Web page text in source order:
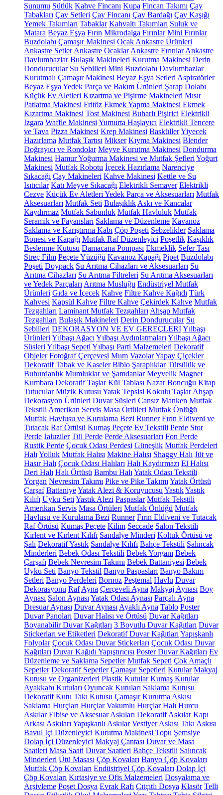
Sunumu Sütlük Kahve Fincanı Kupa Fincan Takımı Çay
Tabakları Çay Setleri Çay Fincanı Çay Bardağı Çay Kaşığı
Yemek Takımları Tabaklar Kahvaltı Takımları Suluk ve
Matara Beyaz Eşya Fırın Mikrodalga Fırınlar Mini Fırınlar
Buzdolabı Çamaşır Makinesi Ocak Ankastre Ürünleri
Ankastre Setler Ankastre Ocaklar Ankastre Fırınlar Ankastre
Davlumbazlar Bulaşık Makineleri Kurutma Makinesi Derin
Dondurucular Su Sebilleri Mini Buzdolabı Davlumbazlar
Kurutmalı Çamaşır Makinesi Beyaz Eşya Setleri Aspiratörler
Beyaz Eşya Yedek Parça ve Bakım Ürünleri Şarap Dolabı
Küçük Ev Aletleri Kızartma ve Pişirme Makineleri Mısır
Patlatma Makinesi Fritöz Ekmek Yapma Makinesi Ekmek
Kızartma Makinesi Tost Makinesi Buharlı Pişirici Elektrikli
Izgara Waffle Makinesi Yumurta Haşlayıcı Elektrikli Tencere
ve Tava Pizza Makinesi Krep Makinesi BasküllerYiyecek
Hazırlama Mutfak Tartısı Mikser Kıyma Makinesi Blender
Doğrayıcı ve Rondolar Meyve Kurutma Makinesi Dondurma
Makinesi Hamur Yoğurma Makinesi ve Mutfak Şefleri Yoğurt
Makinesi Mutfak Robotu İçecek Hazırlama Narenciye
Sıkacağı Çay Makineleri Kahve Makinesi Kettle ve Su
Isıtıcılar Katı Meyve Sıkacağı Elektrikli Semaver Elektrikli
Cezve Küçük Ev Aletleri Yedek Parça ve Aksesuarları Mutfak
Aksesuarları Mutfak Seti Bulaşıklık Askı ve Kancalar
Kaydırmaz Mutfak Sabunluk Mutfak Havluluk Mutfak
Seramik ve Fayansları Saklama ve Düzenleme Kavanoz
Saklama ve Karıştırma Kabı Çöp Poşeti Sebzelikler Saklama
Bonesi ve Kapağı Mutfak Raf Düzenleyici Poşetlik Kaşıklık
Beslenme Kutusu Damacana Pompası Ekmeklik Sefer Tası
Streç Film Peçete Yüzüğü Kavanoz Kapağı Pipet Buzdolabı
Poşeti Doypack Su Arıtma Cihazları ve Aksesuarları Su
Arıtma Cihazları Su Arıtma Filtreleri Su Arıtma Aksesuarları
ve Yedek Parçaları Arıtma Musluğu Endüstriyel Mutfak
Ürünleri Gıda ve İçecek Kahve Filtre Kahve Kağıdı Türk
Kahvesi Kapsül Kahve Filtre Kahve Çekirdek Kahve Mutfak
Tezgahları Laminant Mutfak Tezgahları Ahşap Mutfak
Tezgahları Bulaşık Makineleri Derin Dondurucular Su
Sebilleri DEKORASYON VE EV GEREÇLERİYılbaşı
Ürünleri Yılbaşı Ağacı Yılbaşı Aydınlatmaları Yılbaşı Ağacı
Süsleri Yılbaşı Sepeti Yılbaşı Parti Malzemeleri Dekoratif
Objeler Fotoğraf Çerçevesi Mum VazolarYapay Çiçekler
Dekoratif Tabak ve Kaseler Biblo Şaraplıklar Tütsülük ve
Buhurdanlık Mumluklar ve Şamdanlar Meyvelik Magnet
Kumbara Dekoratif Taşlar Kül Tablası Nazar Boncuğu Kitap
Tutucular Müzik Kutusu Yatak Tepsisi Kokulu Taşlar Ahşap
Dekorasyon Ürünleri Duvar Süsleri Cansız Manken Mutfak
Tekstili Amerikan Servis Masa Örtüleri Mutfak Önlüğü
Mutfak Havlusu ve Kurulama Bezi Runner Fırın Eldiveni ve
Tutacak Raf Örtüsü Kumaş Peçete Ev Tekstili Perde Stor
Perde Jaluziler Tül Perde Perde Aksesuarları Fon Perde
Rustik Perde Çocuk Odası Perdesi Güneşlik Mutfak Perdeleri
Halı Yolluk Mutfak Halısı Makine Halısı Shaggy Halı Jüt ve
Hasır Halı Çocuk Odası Halıları Halı Kaydırmazı El Halısı
Deri Halı Halı Örtüsü Bambu Halı Yatak Odası Tekstili
Yorgan Nevresim Takımı Pike ve Pike Takımı Yatak Örtüsü
Çarşaf BattaniyeYatak Alezi & Koruyucusu YastıkYastık
Kılıfı Uyku Seti Yastık Alezi Paspaslar Mutfak Tekstili
Amerikan Servis Masa Örtüleri Mutfak Önlüğü Mutfak
Havlusu ve Kurulama Bezi Runner Fırın Eldiveni ve Tutacak
Raf Örtüsü Kumaş Peçete Kilim Seccade Salon Tekstili
Kırlent ve Kırlent Kılıfı Sandalye Minderi Koltuk Örtüsü ve
Şalı Dekoratif Yastık Sandalye Kılıfı Bahçe Tekstili Salıncak
Minderleri Bebek Odası Tekstili Bebek Yorganı Bebek
Çarşafı Bebek Nevresim Takımı Bebek Battaniyesi Bebek
Uyku Seti Banyo Tekstil Banyo Paspasları Banyo Bakım
Setleri Banyo Perdeleri Bornoz Peştemal Havlu Duvar
Dekorasyonu Raf Ayna Çerçeveli Ayna Makyaj Aynası Boy
Aynası Salon Aynası Yatak Odası Aynası Parçalı Ayna
Dresuar Aynası Duvar Aynası Ayaklı Ayna Tablo Poster
Duvar Panoları Duvar Halısı ve Örtüsü Duvar Kağıtları
Boyanabilir Duvar Kağıtları 3 Boyutlu Duvar Kağıtları Duvar
Stickerları ve Etiketleri Dekoratif Duvar Kağıtları Yapışkanlı
Folyolar Çocuk Odası Duvar Stickerları Çocuk Odası Duvar
Kağıtları Duvar Kağıdı Yapıştırıcısı Poster Duvar Kağıtları Ev
Düzenleme ve Saklama Sepetler Mutfak Sepeti Çok Amaçlı
Sepetler Dekoratif Sepetler Çamaşır Sepetleri Kutular Makyaj
Kutusu ve Organizerleri Plastik Kutular Kumaş Kutular
Ayakkabı Kutuları Oyuncak Kutuları Saklama Kutusu
Dekoratif Kutu Takı Kutusu Çamaşır Kurutma Askısı
Saklama Hurçları Hurçlar Vakumlu Hurçlar Halı Hurcu
Askılar Elbise ve Aksesuar Askıları Dekoratif Askılar Kapı
Arkası Askıları Yapışkanlı Askılar Vestiyer Askısı Takı Askısı
Bavul İçi Düzenleyici Kurutma Makinesi Topu Şemsiye
Dolap İçi Düzenleyici Makyaj Çantası Duvar ve Masa
Saatleri Masa Saati Duvar Saatleri Bahçe Tekstili Salıncak
Minderleri Ütü Masası Çöp Kovaları Banyo Çöp Kovaları
Mutfak Çöp Kovaları Endüstriyel Çöp Kovaları Dolap İçi
Çöp Kovaları Kırtasiye ve Ofis Malzemeleri Dosyalama ve
Arşivleme Poşet Dosya Evrak Rafı Çıtçıtlı Dosya Klasör Telli